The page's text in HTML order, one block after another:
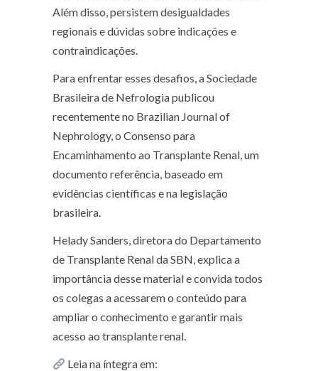
Além disso, persistem desigualdades
regionais e dúvidas sobre indicações e
contraindicações.
Para enfrentar esses desafios, a Sociedade
Brasileira de Nefrologia publicou
recentemente no Brazilian Journal of
Nephrology, o Consenso para
Encaminhamento ao Transplante Renal, um
documento referência, baseado em
evidências científicas e na legislação
brasileira.
Helady Sanders, diretora do Departamento
de Transplante Renal da SBN, explica a
importância desse material e convida todos
os colegas a acessarem o conteúdo para
ampliar o conhecimento e garantir mais
acesso ao transplante renal.
Leia na íntegra em: